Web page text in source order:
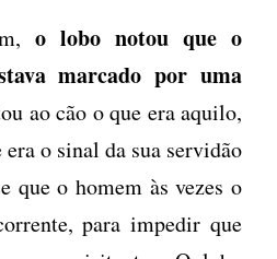
o lobo notou que o
marcado por uma
ao cão o que era aquilo,
o sinal da sua servidão
que o homem às vezes o
para impedir que